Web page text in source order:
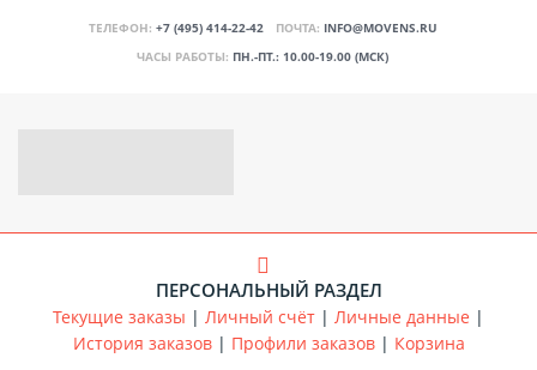
ТЕЛЕФОН: +7 (495) 414-22-42 ПОЧТА: INFO@MOVENS.RU
ЧАСЫ РАБОТЫ: ПН.-ПТ.: 10.00-19.00 (МСК)
ПЕРСОНАЛЬНЫЙ РАЗДЕЛ
Текущие заказы | Личный счёт | Личные данные |
История заказов| Профили заказов| Корзина